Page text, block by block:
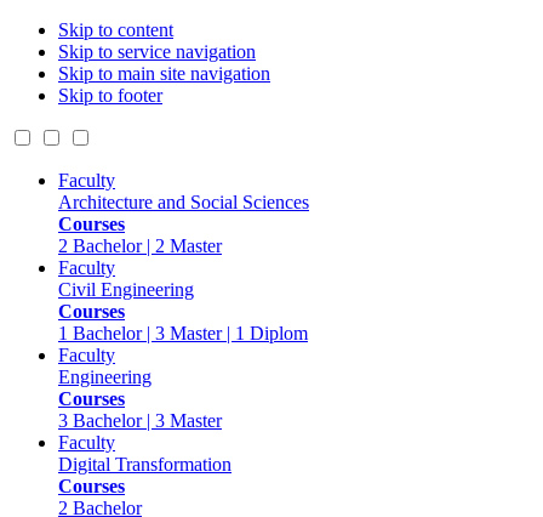
Skip to content
Skip to service navigation
Skip to main site navigation
Skip to footer
Faculty
Architecture and Social Sciences
Courses
2 Bachelor | 2 Master
Faculty
Civil Engineering
Courses
1 Bachelor | 3 Master | 1 Diplom
Faculty
Engineering
Courses
3 Bachelor | 3 Master
Faculty
Digital Transformation
Courses
2 Bachelor